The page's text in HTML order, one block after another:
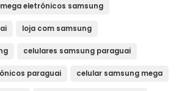
mega eletrônicos samsung
loja com samsung
celulares samsung paraguai
paraguai celular samsung mega